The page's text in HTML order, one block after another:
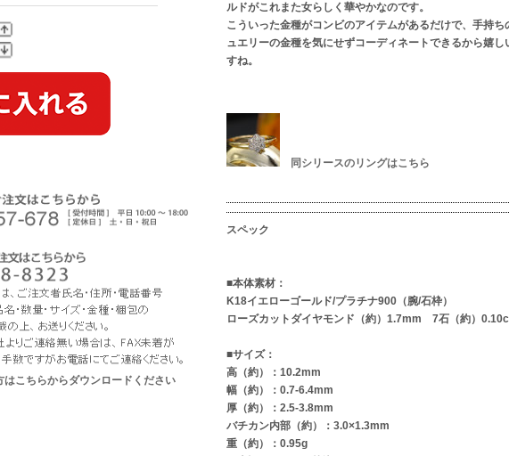
ルドがこれまた女らしく華やかなのです。
こういった金種がコンビのアイテムがあるだけで、手持ち
ュエリーの金種を気にせずコーディネートできるから嬉し
すね。
同シリースのリングはこちら
スペック
■本体素材：
K18イエローゴールド/プラチナ900（腕/石枠）
ローズカットダイヤモンド（約）1.7mm 7石（約）
■サイズ：
高（約）：10.2mm
幅（約）：0.7-6.4mm
厚（約）：2.5-3.8mm
バチカン内部（約）：3.0×1.3mm
重（約）：0.95g
こちらからダウンロードください